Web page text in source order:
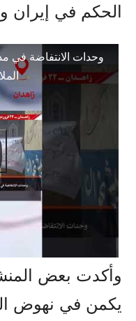
الحكم في إيران
وحدات الانتفاضة في
وأكدت بعض
يكمن في نهوض